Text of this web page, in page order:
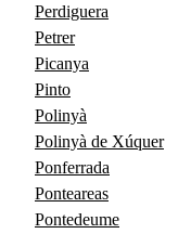
Perdiguera
Petrer
Picanya
Pinto
Polinyà
Polinyà de Xúquer
Ponferrada
Ponteareas
Pontedeume